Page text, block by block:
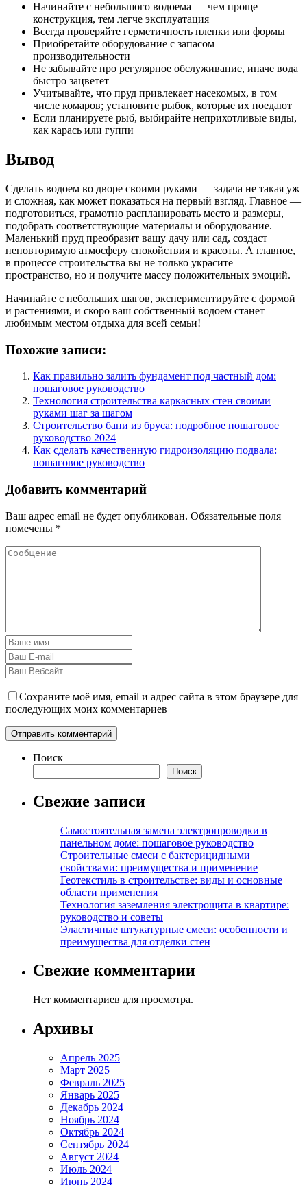
Начинайте с небольшого водоема — чем проще
конструкция, тем легче эксплуатация
Всегда проверяйте герметичность пленки или формы
Приобретайте оборудование с запасом
производительности
Не забывайте про регулярное обслуживание, иначе вода
быстро зацветет
Учитывайте, что пруд привлекает насекомых, в том
числе комаров; установите рыбок, которые их поедают
Если планируете рыб, выбирайте неприхотливые виды,
как карась или гуппи
Вывод
Сделать водоем во дворе своими руками — задача не такая уж
и сложная, как может показаться на первый взгляд. Главное —
подготовиться, грамотно распланировать место и размеры,
подобрать соответствующие материалы и оборудование.
Маленький пруд преобразит вашу дачу или сад, создаст
неповторимую атмосферу спокойствия и красоты. А главное,
в процессе строительства вы не только украсите
пространство, но и получите массу положительных эмоций.
Начинайте с небольших шагов, экспериментируйте с формой
и растениями, и скоро ваш собственный водоем станет
любимым местом отдыха для всей семьи!
Похожие записи:
Как правильно залить фундамент под частный дом:
пошаговое руководство
Технология строительства каркасных стен своими
руками шаг за шагом
Строительство бани из бруса: подробное пошаговое
руководство 2024
Как сделать качественную гидроизоляцию подвала:
пошаговое руководство
Добавить комментарий
Ваш адрес email не будет опубликован. Обязательные поля
помечены *
Сохраните моё имя, email и адрес сайта в этом браузере для
последующих моих комментариев
Поиск
Поиск
Свежие записи
Самостоятельная замена электропроводки в
панельном доме: пошаговое руководство
Строительные смеси с бактерицидными
свойствами: преимущества и применение
Геотекстиль в строительстве: виды и основные
области применения
Технология заземления электрощита в квартире:
руководство и советы
Эластичные штукатурные смеси: особенности и
преимущества для отделки стен
Свежие комментарии
Нет комментариев для просмотра.
Архивы
Апрель 2025
Март 2025
Февраль 2025
Январь 2025
Декабрь 2024
Ноябрь 2024
Октябрь 2024
Сентябрь 2024
Август 2024
Июль 2024
Июнь 2024